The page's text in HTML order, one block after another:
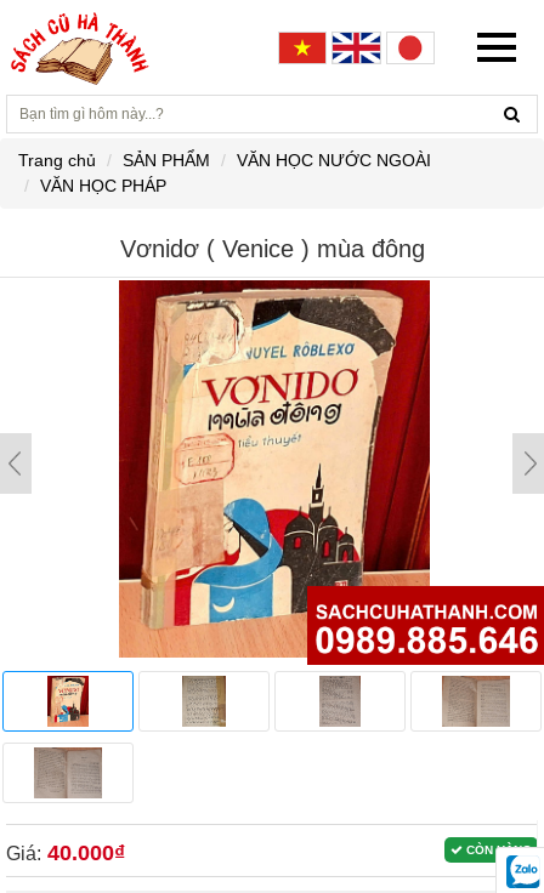
Trang chủ SẢN PHẨM
VĂN HỌC NƯỚC NGOÀI
VĂN HỌC PHÁP
Vơnidơ ( Venice ) mùa đông
CÒN HÀNG
Giá: 40.000₫